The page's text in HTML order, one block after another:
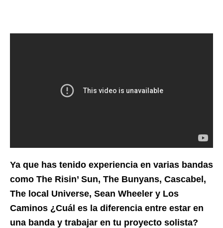
Ya que has tenido experiencia en varias bandas
como The Risin’ Sun, The Bunyans, Cascabel,
The local Universe, Sean Wheeler y Los
Caminos ¿Cuál es la diferencia entre estar en
una banda y trabajar en tu proyecto solista?